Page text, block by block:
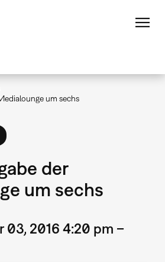
um sechs
der
um sechs
03, 2016 4:20 pm –